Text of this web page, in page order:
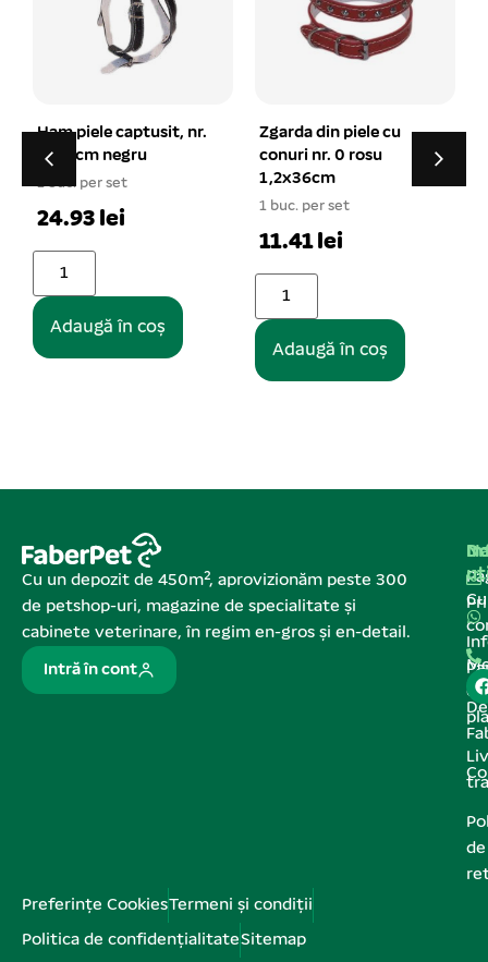
Zgarda din piele cu
conuri nr. 0 rosu
1,2x36cm
1 buc. per set
Set pungi igienice
3×15 saculet 3/set
1 buc. per set
5.98 lei
Cu un depozit de 450m², aprovizionăm peste 300
de petshop-uri, magazine de specialitate și
cabinete veterinare, în regim en-gros și en-detail.
Intră în cont
de
de
Preferințe CookiesTermeni și condiții
Politica de confidențialitateSitemap